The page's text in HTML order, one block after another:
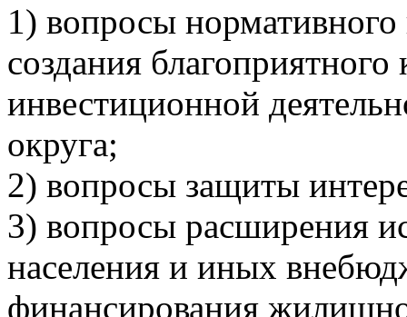
1) вопросы нормативного
создания благоприятного
инвестиционной
округа;
2) вопросы защиты
3) вопросы расширения
населения и иных
финансирования